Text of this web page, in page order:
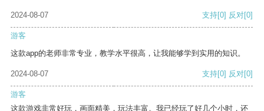
2024-08-07 支持[0] 反对[0]
游客
这款app的老师非常专业，教学水平很高，让我能够学到实用的知识。
2024-08-07 支持[0] 反对[0]
游客
这款游戏非常好玩，画面精美，玩法丰富。我已经玩了好几个小时，还